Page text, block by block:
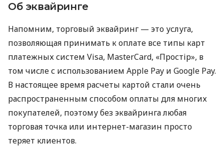
Об эквайринге
Напомним, торговый эквайринг — это услуга,
позволяющая принимать к оплате все типы карт
платежных систем Visa, MasterCard, «Простір», в
том числе с использованием Apple Pay и Google Pay.
В настоящее время расчеты картой стали очень
распространенным способом оплаты для многих
покупателей, поэтому без эквайринга любая
торговая точка или интернет-магазин просто
теряет клиентов.